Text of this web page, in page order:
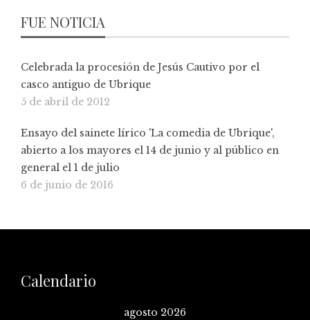
FUE NOTICIA
Celebrada la procesión de Jesús Cautivo por el
casco antiguo de Ubrique
5 de abril de 2012
Ensayo del sainete lírico 'La comedia de Ubrique',
abierto a los mayores el 14 de junio y al público en
general el 1 de julio
6 de junio de 2016
Calendario
agosto 2026